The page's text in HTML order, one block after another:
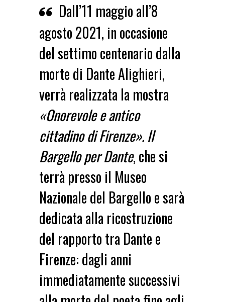
Dall’11 maggio all’8
agosto 2021, in occasione
del settimo centenario dalla
morte di Dante Alighieri,
verrà realizzata la mostra
«Onorevole e antico
cittadino di Firenze». Il
Bargello per Dante, che si
terrà presso il Museo
Nazionale del Bargello e sarà
dedicata alla ricostruzione
del rapporto tra Dante e
Firenze: dagli anni
immediatamente successivi